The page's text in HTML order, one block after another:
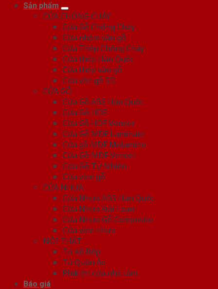
Sản phẩm
CỬA CHỐNG CHÁY
Cửa Gỗ Chống Cháy
Cửa nhôm vân gỗ
Cửa Thép Chống Cháy
Cửa thép Hàn Quốc
Cửa thép vân gỗ
Cửa vân gỗ 5D
CỬA GỖ
Cửa Gỗ ABS Hàn Quốc
Cửa Gỗ HDF
Cửa Gỗ HDF Veneer
Cửa Gỗ MDF Laminate
Cửa gỗ MDF Melamine
Cửa Gỗ MDF Veneer
Cửa Gỗ Tự Nhiên
Cửa vòm gỗ
CỬA NHỰA
Cửa Nhựa ABS Hàn Quốc
Cửa Nhựa Đài Loan
Cửa Nhựa Gỗ Composite
Cửa vòm nhựa
NỘI THẤT
Tủ Kệ Bếp
Tủ Quần Áo
Phụ kiện cửa nhà tắm
Báo giá